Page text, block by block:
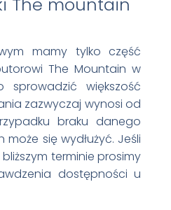
mamy tylko część
The Mountain w
sprowadzić większość
zazwyczaj wynosi od
braku danego
się wydłużyć. Jeśli
terminie prosimy
dostępności u